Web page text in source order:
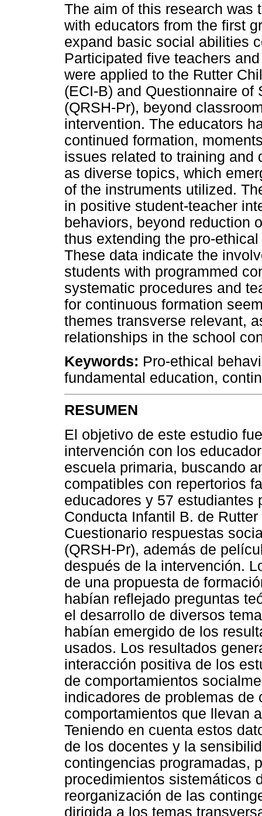
The aim of this research was
with educators from the first
expand basic social abilities
Participated five teachers
were applied to the Rutter
(ECI-B) and Questionnaire of
(QRSH-Pr), beyond
intervention. The educators
continued formation,
issues related to training and
as diverse topics, which
of the instruments utilized.
in positive student-teacher
behaviors, beyond reduction
thus extending the pro-
These data indicate the
students with programmed
systematic procedures and
for continuous formation
themes transverse relevant,
relationships in the school
Keywords: Pro-ethical
fundamental education,
RESUMEN
El objetivo de este estudio
intervención con los
escuela primaria, buscando
compatibles con repertorios
educadores y 57 estudiantes
Conducta Infantil B. de
Cuestionario respuestas
(QRSH-Pr), además de
después de la intervención.
de una propuesta de
habían reflejado preguntas
el desarrollo de diversos
habían emergido de los
usados. Los resultados
interacción positiva de los
de comportamientos
indicadores de problemas
comportamientos que llevan
Teniendo en cuenta estos
de los docentes y la
contingencias programadas,
procedimientos sistemáticos
reorganización de las
dirigida a los temas